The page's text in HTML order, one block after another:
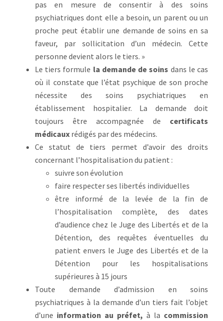
pas en mesure de consentir à des soins
psychiatriques dont elle a besoin, un parent ou un
proche peut établir une demande de soins en sa
faveur, par sollicitation d’un médecin. Cette
personne devient alors le tiers. »
Le tiers formule la demande de soins dans le cas
où il constate que l’état psychique de son proche
nécessite des soins psychiatriques en
établissement hospitalier. La demande doit
toujours être accompagnée de certificats
médicaux rédigés par des médecins.
Ce statut de tiers permet d’avoir des droits
concernant l’hospitalisation du patient :
suivre son évolution
faire respecter ses libertés individuelles
être informé de la levée de la fin de
l’hospitalisation complète, des dates
d’audience chez le Juge des Libertés et de la
Détention, des requêtes éventuelles du
patient envers le Juge des Libertés et de la
Détention pour les hospitalisations
supérieures à 15 jours
Toute demande d’admission en soins
psychiatriques à la demande d’un tiers fait l’objet
d’une information au préfet, à la commission